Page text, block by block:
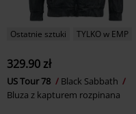
Ostatnie sztuki TYLKO w EMP
329.90 zł
US Tour 78
Black Sabbath
Bluza z kapturem rozpinana